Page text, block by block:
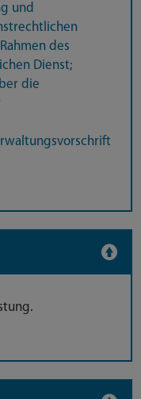
und
des
Dienst;
die